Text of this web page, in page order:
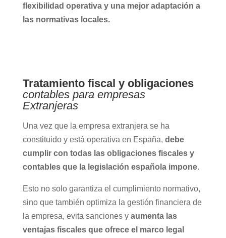
flexibilidad operativa y una mejor adaptación a
las normativas locales.
Tratamiento fiscal y obligaciones
contables para empresas
Extranjeras
Una vez que la empresa extranjera se ha
constituido y está operativa en España, debe
cumplir con todas las obligaciones fiscales y
contables que la legislación española impone.
Esto no solo garantiza el cumplimiento normativo,
sino que también optimiza la gestión financiera de
la empresa, evita sanciones yaumenta las
ventajas fiscales que ofrece el marco legal